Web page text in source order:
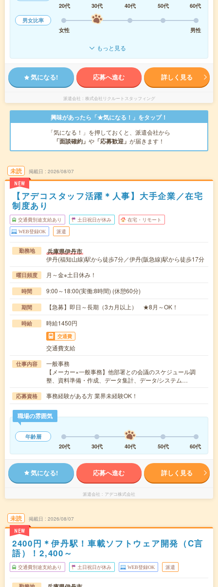
20代
30代 40代 50代
60代
男女比率
女性
男性
もっと見る
気になる! 応募へ進む 詳しく見る
派遣会社 株式会社リクルートスタッフィング
興味があったら「★気になる！」をタップ！
「気になる！」を押しておくと、派遣会社から
「面談確約」 や 「応募歓迎」 が届きます！
未読
NEW
掲載日 2026/08/07
【アデコスタッフ活躍＊人事】大手企業／在宅
制度あり
交通費別途支給あり 土日祝日が休み 在宅・リモート
WEB登録OK 派遣
勤務地 兵庫県伊丹市
伊丹(福知山線)駅から徒歩7分／伊丹(阪急線)駅から徒歩17分
曜日頻度 月～金※土日休み！
時間 9:00～18:00(実働:8時間) (休憩60分)
期間 【急募】即日～長期（3カ月以上） ★8月～OK！
時給 時給1450円
交通費
交通費支給
仕事内容
一般事務
【メーカー×一般事務】他部署との会議のスケジュール調
整、資料準備・作成、データ集計、データ/システム…
応募資格 事務経験がある方 業界未経験OK！
職場の雰囲気
年齢層
20代
30代 40代 50代 60代
気になる! 応募へ進む 詳しく見る
派遣会社 アデコ株式会社
未読
NEW
掲載日 2026/08/07
2400円＊伊丹駅！車載ソフトウェア開発（C言
語）！2,400～
交通費別途支給あり 土日祝日が休み WEB登録OK 派遣